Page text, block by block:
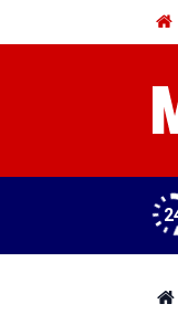
satın aldı!